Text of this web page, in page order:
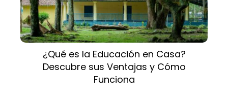
¿Qué es la Educación en Casa?
Descubre sus Ventajas y Cómo
Funciona